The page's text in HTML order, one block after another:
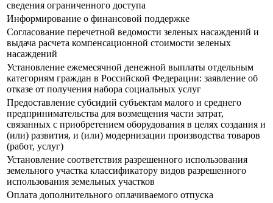
сведения ограниченного доступа
Информирование о финансовой поддержке
Согласование перечетной ведомости зеленых насаждений и
выдача расчета компенсационной стоимости зеленых
насаждений
Установление ежемесячной денежной выплаты отдельным
категориям граждан в Российской Федерации: заявление об
отказе от получения набора социальных услуг
Предоставление субсидий субъектам малого и среднего
предпринимательства для возмещения части затрат,
связанных с приобретением оборудования в целях создания и
(или) развития, и (или) модернизации производства товаров
(работ, услуг)
Установление соответствия разрешенного использования
земельного участка классификатору видов разрешенного
использования земельных участков
Оплата дополнительного оплачиваемого отпуска